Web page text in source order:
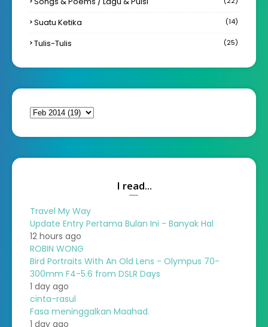
Suatu Ketika (14)
Tulis-Tulis (25)
I read...
Travel My Way
Update Entry Pertama Bulan Ini - Banyak Hal
12 hours ago
ROBIN WONG
Bird Portraits With An Old Lens - Olympus 70-
300mm F4-5.6 from DSLR Days
1 day ago
cinta-rasul
Fasa meninggalkan Maahad.
1 day ago